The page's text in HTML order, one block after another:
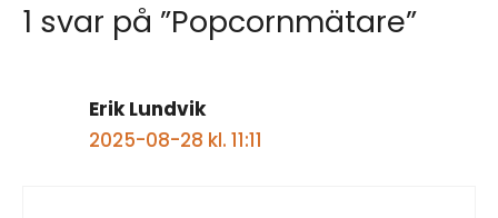
1 svar på ”Popcornmätare”
Erik Lundvik
2025-08-28 kl. 11:11